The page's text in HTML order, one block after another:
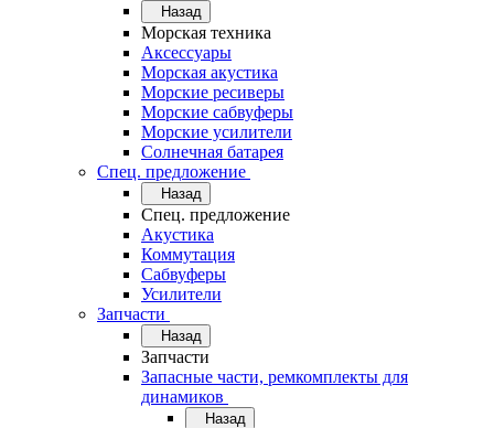
Назад
Морская техника
Аксессуары
Морская акустика
Морские ресиверы
Морские сабвуферы
Морские усилители
Солнечная батарея
Спец. предложение
Назад
Спец. предложение
Акустика
Коммутация
Сабвуферы
Усилители
Запчасти
Назад
Запчасти
Запасные части, ремкомплекты для
динамиков
Назад